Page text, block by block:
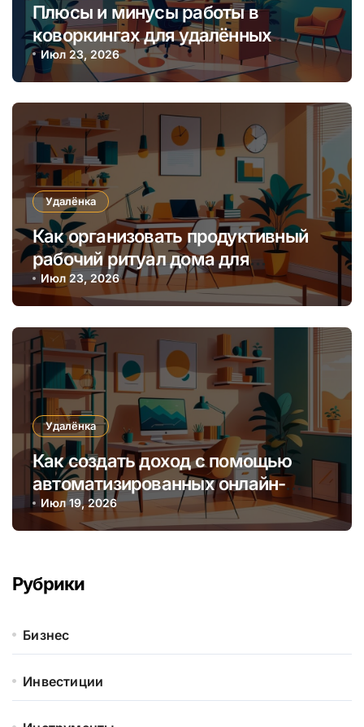
Плюсы и минусы работы в
коворкингах для удалённых
онлайн-заработков
Июл 23, 2026
Удалёнка
Как организовать продуктивный
рабочий ритуал дома для
повышения онлайн-заработка
Июл 23, 2026
Удалёнка
Как создать доход с помощью
автоматизированных онлайн-
курсов без постоянного участия
Июл 19, 2026
Рубрики
Бизнес
Инвестиции